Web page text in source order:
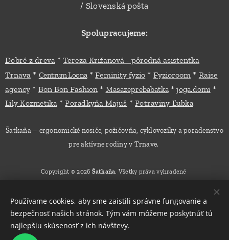
/ Slovenská pošta
Spolupracujeme:
Dobré z dreva*Tereza Križanová - pôrodná asistentka
Trnava * Centrum Loona *Feminity fyzio * Fyzioroom* Raise
agency * Bon Bon Fashion* Masazeprebabatka*joga.domi *
Lily Kozmetika*Poradkyňa Majuš *Potraviny Ľubka
Šatkaňa – ergonomické nosiče, požičovňa, cyklovozíky a poradenstvo
pre aktívne rodiny v Trnave.
Copyright © 2026 Šatkaňa. Všetky práva vyhradené
Ochrana súkromia
Používame cookies, aby sme zaistili správne fungovanie a
bezpečnosť našich stránok. Tým vám môžeme poskytnúť tú
najlepšiu skúsenosť z ich návštevy.